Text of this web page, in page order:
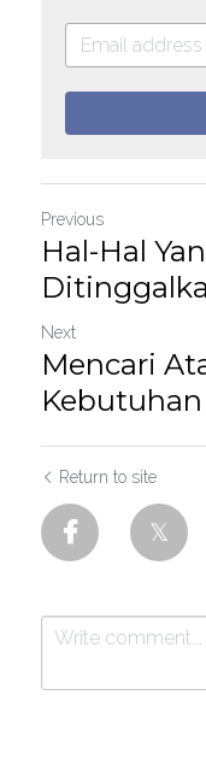
Previous
Hal-Hal
Next
Mencari
Return to site